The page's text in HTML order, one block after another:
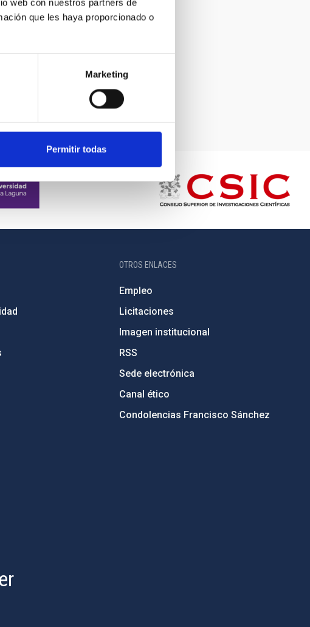
web con nuestros partners de
que les haya proporcionado o
Marketing
Permitir todas
OTROS ENLACES
Empleo
Licitaciones
Imagen institucional
RSS
Sede electrónica
Canal ético
Condolencias Francisco Sánchez